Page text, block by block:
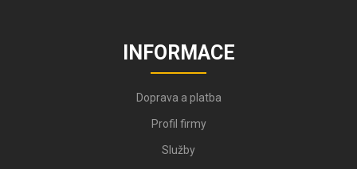
INFORMACE
Doprava a platba
Profil firmy
Služby